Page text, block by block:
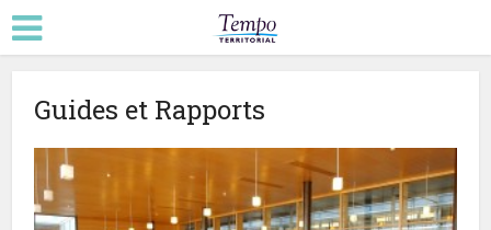
Guides et Rapports